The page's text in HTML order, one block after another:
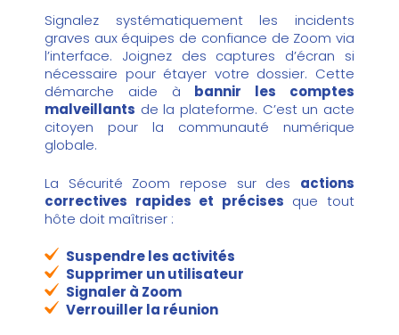
Signalez systématiquement les incidents
graves aux équipes de confiance de Zoom via
l’interface. Joignez des captures d’écran si
nécessaire pour étayer votre dossier. Cette
démarche aide à bannir les comptes
malveillants de la plateforme. C’est un acte
citoyen pour la communauté numérique
globale.
La Sécurité Zoom repose sur des actions
correctives rapides et précises que tout
hôte doit maîtriser :
Suspendre les activités
Supprimer un utilisateur
Signaler à Zoom
Verrouiller la réunion